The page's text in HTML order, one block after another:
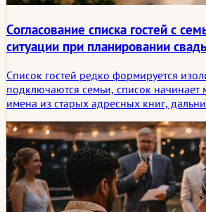
Согласование списка гостей с
ситуации при планировании
Список гостей редко формируется
подключаются семьи, список начинает
имена из старых адресных книг,
постепенный. Разговоры происходят
временем список начинает отражать
обширную семейную сеть.